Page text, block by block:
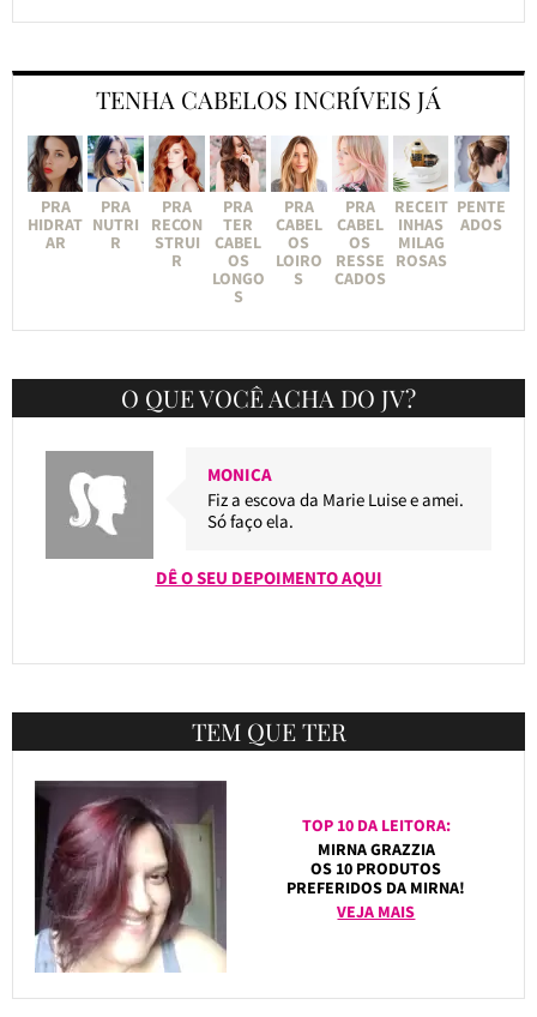
TENHA CABELOS INCRÍVEIS JÁ
PRA
HIDRAT
AR
PRA
NUTRI
R
PRA
RECON
STRUI
R
PRA
TER
CABEL
OS
LONGO
S
PRA
CABEL
OS
LOIRO
S
PRA
CABEL
OS
RESSE
CADOS
RECEIT
INHAS
MILAG
ROSAS
PENTE
ADOS
O QUE VOCÊ ACHA DO JV?
MONICA
Fiz a escova da Marie Luise e amei.
Só faço ela.
DÊ O SEU DEPOIMENTO AQUI
TEM QUE TER
TOP 10 DA LEITORA:
MIRNA GRAZZIA
OS 10 PRODUTOS
PREFERIDOS DA MIRNA!
VEJA MAIS